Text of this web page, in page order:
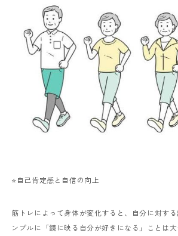
⭐️自己肯定感と自信の向上
筋トレによって身体が変化すると、自分に対す
ンプルに「鏡に映る自分が好きになる」ことは